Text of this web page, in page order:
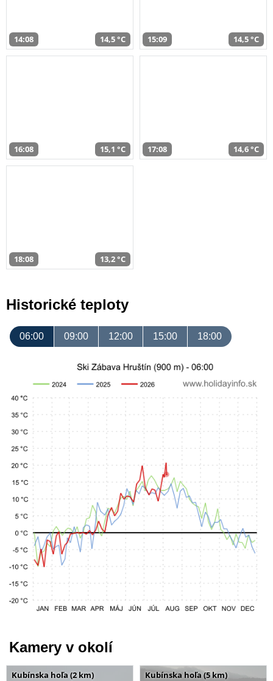
14:08 14,5 °C 15:09 14,5 °C
16:08 15,1 °C 17:08 14,6 °C
18:08 13,2 °C
Historické teploty
06:00 09:00 12:00 15:00 18:00
Kamery v okolí
Kubínska hoľa (2 km) Kubínska hoľa (5 km)